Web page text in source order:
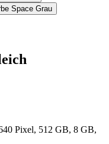
Space Grau
Pixel, 512 GB, 8 GB,